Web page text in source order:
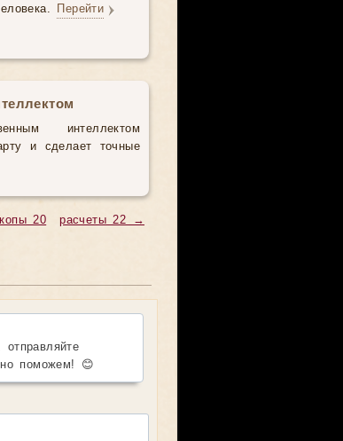
Перейти
интеллектом
и сделает точные
расчеты 22 →
20
поможем! 😊